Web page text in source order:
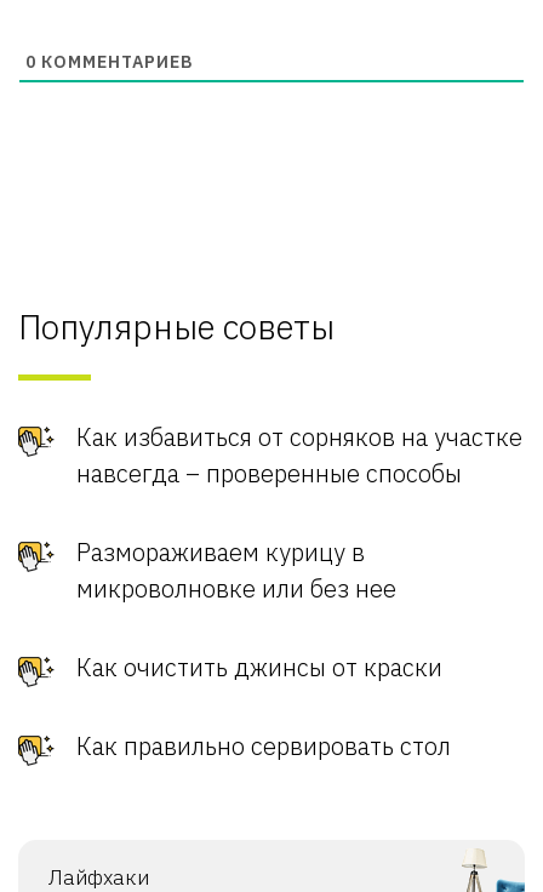
0 КОММЕНТАРИЕВ
Популярные советы
Как избавиться от сорняков на участке
навсегда – проверенные способы
Размораживаем курицу в
микроволновке или без нее
Как очистить джинсы от краски
Как правильно сервировать стол
Лайфхаки